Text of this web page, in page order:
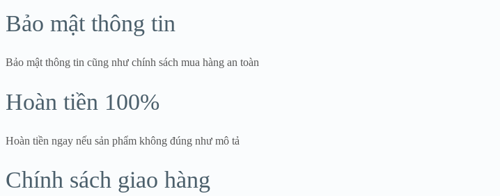
Bảo mật thông tin
Bảo mật thông tin cũng như chính sách mua hàng an toàn
Hoàn tiền 100%
Hoàn tiền ngay nếu sản phẩm không đúng như mô tả
Chính sách giao hàng